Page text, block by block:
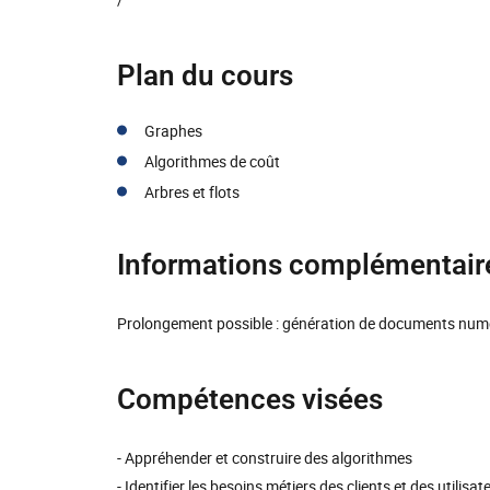
Plan du cours
Graphes
Algorithmes de coût
Arbres et flots
Informations
Prolongement possible : génération de documents
Compétences visées
- Appréhender et construire des algorithmes